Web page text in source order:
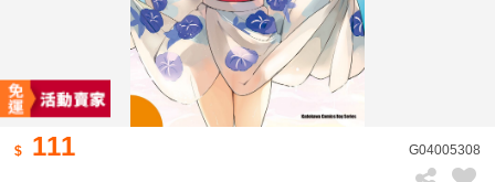
111 G04005308